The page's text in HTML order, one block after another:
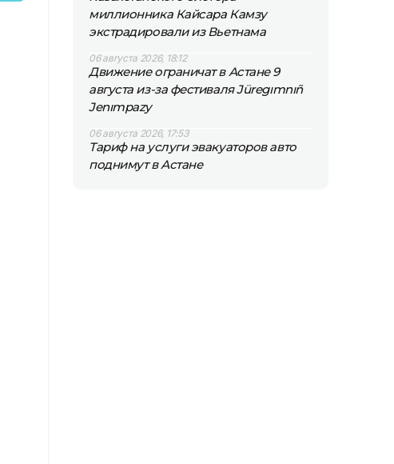
миллионника Кайсара Камзу
экстрадировали из Вьетнама
06 августа 2026, 18:12
Движение ограничат в Астане 9
августа из-за фестиваля Jüregımnıñ
Jenımpazy
06 августа 2026, 17:53
Тариф на услуги эвакуаторов авто
поднимут в Астане